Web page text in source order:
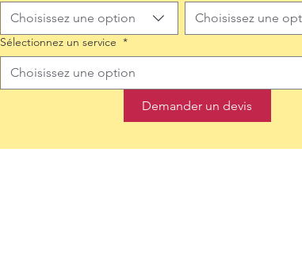
Choisissez une option Choisissez une
Sélectionnez un service *
Choisissez une option
Demander un devis